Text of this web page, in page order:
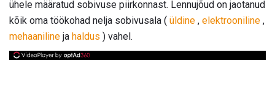
ühele määratud sobivuse piirkonnast. Lennujõud on jaotanud
kõik oma töökohad nelja sobivusala ( üldine , elektrooniline ,
mehaaniline ja haldus ) vahel.